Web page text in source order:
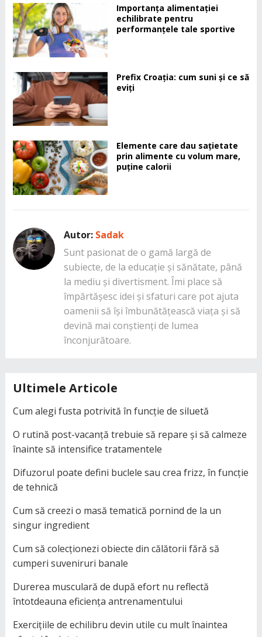
Importanța alimentației
echilibrate pentru
performanțele tale sportive
Prefix Croația: cum suni și ce să
eviți
Elemente care dau sațietate
prin alimente cu volum mare,
puține calorii
Autor: Sadak
Sunt pasionat de o gamă largă de
subiecte, de la educație și sănătate, până
la mediu și divertisment. Îmi place să
împărtășesc idei și sfaturi care pot ajuta
oamenii să își îmbunătățească viața și să
devină mai conștienți de lumea
înconjurătoare.
Ultimele Articole
Cum alegi fusta potrivită în funcție de siluetă
O rutină post-vacanță trebuie să repare și să calmeze
înainte să intensifice tratamentele
Difuzorul poate defini buclele sau crea frizz, în funcție
de tehnică
Cum să creezi o masă tematică pornind de la un
singur ingredient
Cum să colecționezi obiecte din călătorii fără să
cumperi suveniruri banale
Durerea musculară de după efort nu reflectă
întotdeauna eficiența antrenamentului
Exercițiile de echilibru devin utile cu mult înaintea